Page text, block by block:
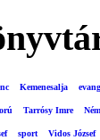
Kemenesalja
Tarrósy Imre
sport Vidos József